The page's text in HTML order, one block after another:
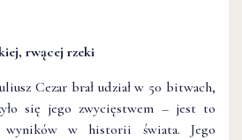
rwącej rzeki
Cezar brał udział w 50 bitwach,
się jego zwycięstwem – jest to
wyników w historii świata. Jego